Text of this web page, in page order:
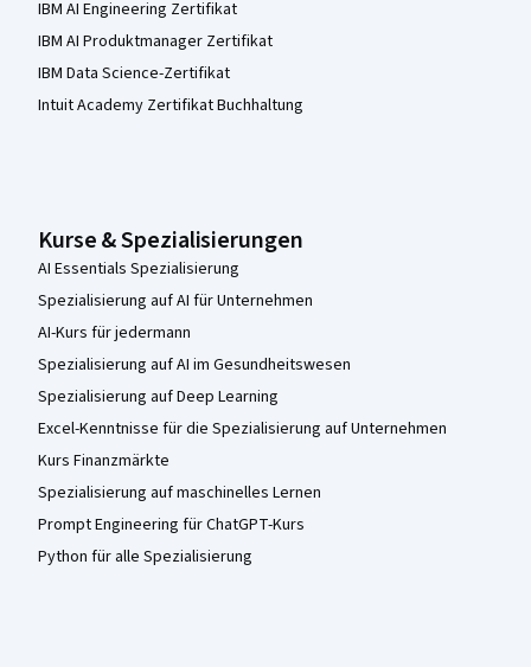
IBM AI Engineering Zertifikat
IBM AI Produktmanager Zertifikat
IBM Data Science-Zertifikat
Intuit Academy Zertifikat Buchhaltung
Kurse & Spezialisierungen
AI Essentials Spezialisierung
Spezialisierung auf AI für Unternehmen
AI-Kurs für jedermann
Spezialisierung auf AI im Gesundheitswesen
Spezialisierung auf Deep Learning
Excel-Kenntnisse für die Spezialisierung auf Unternehmen
Kurs Finanzmärkte
Spezialisierung auf maschinelles Lernen
Prompt Engineering für ChatGPT-Kurs
Python für alle Spezialisierung